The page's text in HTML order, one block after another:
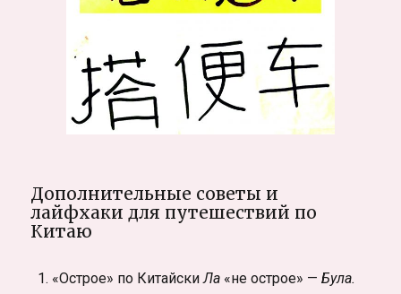
Дополнительные советы и
лайфхаки для путешествий по
Китаю
«Острое» по КитайскиЛа «не острое» —Була.